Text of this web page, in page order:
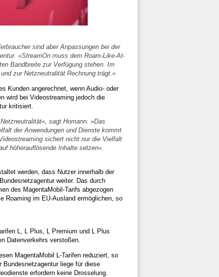
sind aber Anpassungen bei der
»StreamOn muss dem Roam-Like-At-
Bandbreite zur Verfügung stehen. Im
zur Netzneutralität Rechnung trägt.«
Kunden angerechnet, wenn Audio- oder
wird bei Videostreaming jedoch die
kritisiert.
sagt Homann. »Das
der Anwendungen und Dienste kommt
sichert nicht nur die Vielfalt
höherauflösende Inhalte setzen«.
werden, dass Nutzer innerhalb der
weiter. Das durch
des MagentaMobil-Tarifs abgezogen
Roaming im EU-Ausland ermöglichen, so
L, L Plus, L Premium und L Plus
Datenverkehrs verstoßen.
MagentaMobil L-Tarifen reduziert, so
liege für diese
erfordern keine Drosselung.